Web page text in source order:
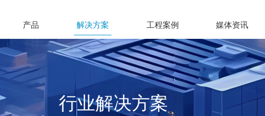
产品 解决方案 工程案例 媒体资讯
行业解决方案